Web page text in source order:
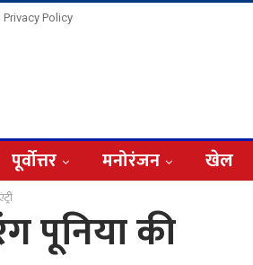
Privacy Policy
पूर्वोत्तर मनोरंजन खेल
पूनिया की